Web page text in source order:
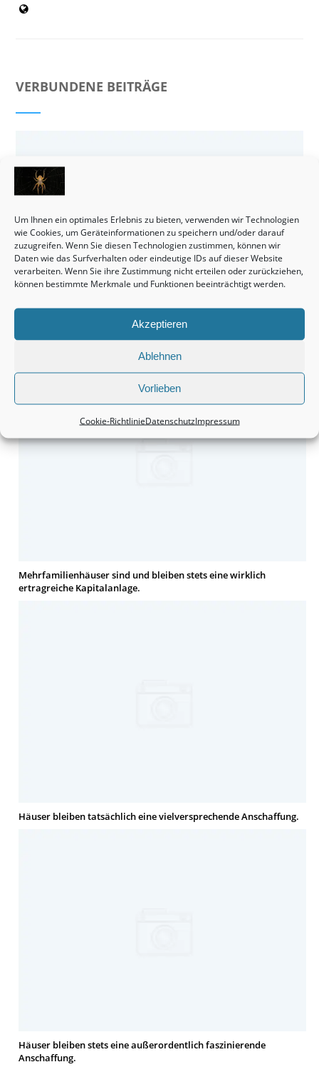
Um Ihnen ein optimales Erlebnis zu bieten, verwenden wir Technologien
wie Cookies, um Geräteinformationen zu speichern und/oder darauf
zuzugreifen. Wenn Sie diesen Technologien zustimmen, können wir
Daten wie das Surfverhalten oder eindeutige IDs auf dieser Website
verarbeiten. Wenn Sie ihre Zustimmung nicht erteilen oder zurückziehen,
können bestimmte Merkmale und Funktionen beeinträchtigt werden.
Akzeptieren
Ablehnen
Vorlieben
Cookie-RichtlinieDatenschutzImpressum
VERBUNDENE BEITRÄGE
Mehrfamilienhäuser sind und bleiben stets eine wirklich
ertragreiche Kapitalanlage.
Häuser bleiben tatsächlich eine vielversprechende Anschaffung.
Häuser bleiben stets eine außerordentlich faszinierende
Anschaffung.